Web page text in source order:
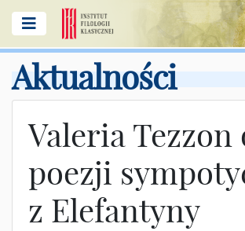
Aktualności
Valeria Tezzon
poezji
z Elefantyny